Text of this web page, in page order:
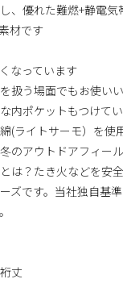
、優れた難燃+静電
材です
なっています
扱う場面でもお使い
ポケットもつけてい
ライトサーモ）を使
のアウトドアフィー
は？たき火などを安
ズです。当社独自基
丈